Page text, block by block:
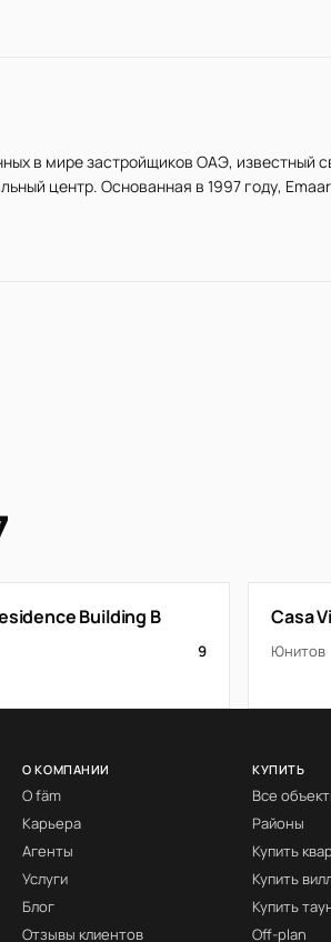
в мире застройщиков ОАЭ, известный
центр. Основанная в 1997 году, Emaar
Building B
9
Casa
Юнитов
О КОМПАНИИ
О fäm
Карьера
Агенты
Услуги
Блог
Отзывы клиентов
КУПИТЬ
Все
Районы
Купить
Купить
Купить
Off-plan